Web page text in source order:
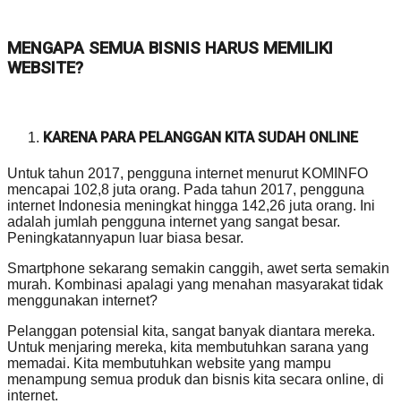
MENGAPA SEMUA BISNIS HARUS MEMILIKI
WEBSITE?
KARENA PARA PELANGGAN KITA SUDAH ONLINE
Untuk tahun 2017, pengguna internet menurut KOMINFO
mencapai 102,8 juta orang. Pada tahun 2017, pengguna
internet Indonesia meningkat hingga 142,26 juta orang. Ini
adalah jumlah pengguna internet yang sangat besar.
Peningkatannyapun luar biasa besar.
Smartphone sekarang semakin canggih, awet serta semakin
murah. Kombinasi apalagi yang menahan masyarakat tidak
menggunakan internet?
Pelanggan potensial kita, sangat banyak diantara mereka.
Untuk menjaring mereka, kita membutuhkan sarana yang
memadai. Kita membutuhkan website yang mampu
menampung semua produk dan bisnis kita secara online, di
internet.